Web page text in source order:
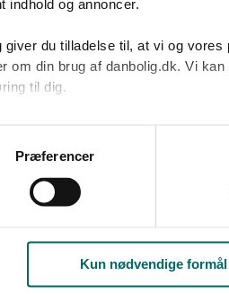
indhold og annoncer.​
du tilladelse til, at vi og vores
om din brug af danbolig.dk. Vi
til dig.​
til alle formål. Du kan til
linket til vores
.
Præferencer
Kun nødvendige formål